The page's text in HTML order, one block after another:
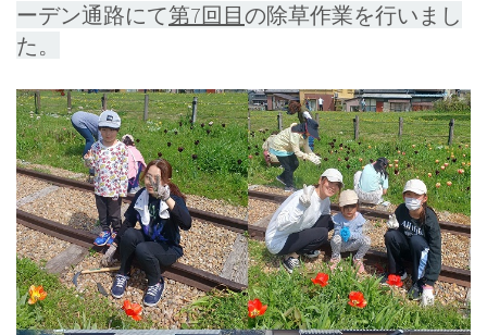
ーデン通路にて第7回目の除草作業を行いまし
た。